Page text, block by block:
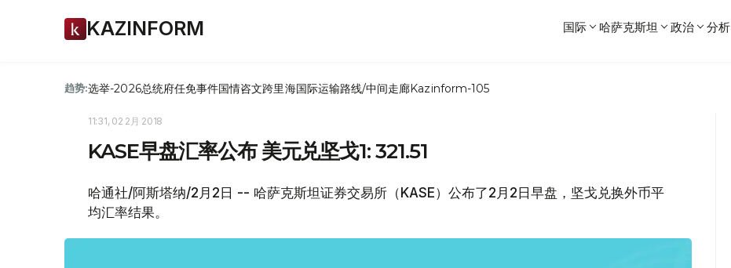
KAZINFORM 国际 哈萨克斯坦 政治 分析
趋势:选举-2026总统府任免事件国情咨文跨里海国际运输路线/中间走廊Kazinform-105
11:31, 02 2月 2018
KASE早盘汇率公布 美元兑坚戈1: 321.51
哈通社/阿斯塔纳/2月2日 -- 哈萨克斯坦证券交易所（KASE）公布了2月2日早盘，坚戈兑换外币平
均汇率结果。